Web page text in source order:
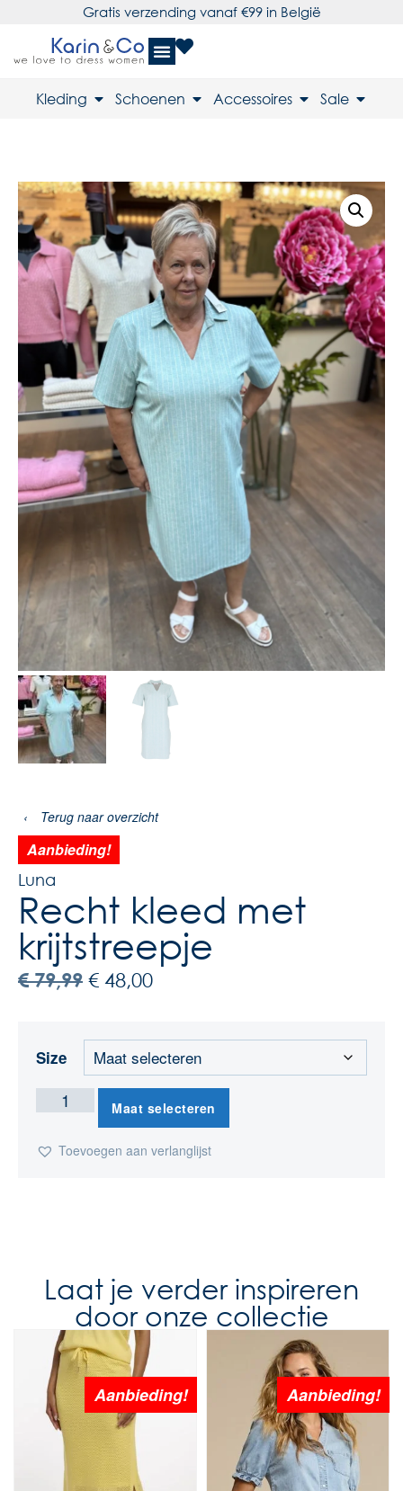
Gratis verzending vanaf €99 in België
Kleding Schoenen Accessoires Sale
‹ Terug naar overzicht
Aanbieding!
Luna
Recht kleed met
krijtstreepje
€79,99 € 48,00
Size
Maat selecteren
Toevoegen aan verlanglijst
Laat je verder inspireren
door onze collectie
Aanbieding! Aanbieding!